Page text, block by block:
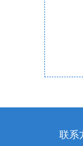
联系